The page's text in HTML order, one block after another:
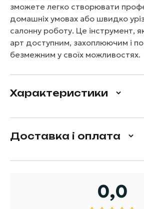
зможете легко створювати
домашніх умовах або швидко
салонну роботу. Це інструмент,
арт доступним, захоплюючим і
безмежним у своїх можливостях.
Характеристики
Доставка і оплата
0,0